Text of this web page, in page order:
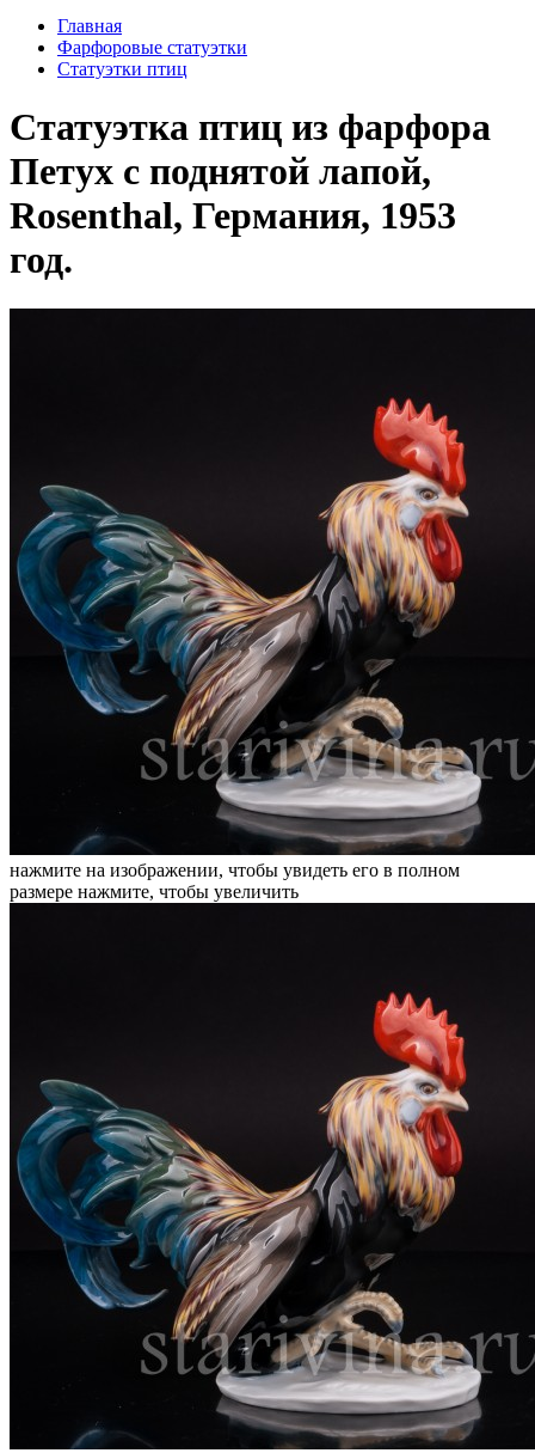
Главная
Фарфоровые статуэтки
Cтатуэтки птиц
Статуэтка птиц из фарфора
Петух с поднятой лапой,
Rosenthal, Германия, 1953
год.
нажмите на изображении, чтобы увидеть его в полном
размере нажмите, чтобы увеличить